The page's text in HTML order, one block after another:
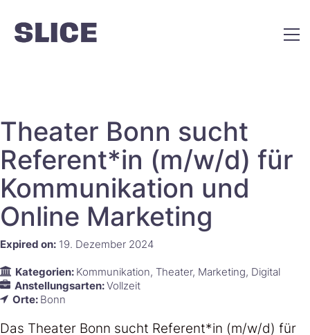
Theater Bonn sucht
Referent*in (m/w/d) für
Kommunikation und
Online Marketing
Expired on: 19. Dezember 2024
Kategorien: Kommunikation Theater Marketing Digital
Anstellungsarten:Vollzeit
Orte: Bonn
Das Theater Bonn sucht Referent*in (m/w/d) für